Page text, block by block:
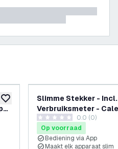
toevoegen aan verlanglijst
Slimme Stekker - Incl.
Verbruiksmeter -
- Zwart - WiFi / Smart
Stopcontact - 5 pack
0 score sterren0.0 (0)
Op voorraad
Bediening via App
Maakt elk apparaat slim